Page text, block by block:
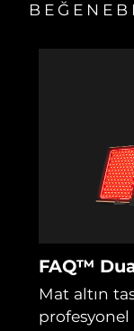
FAQ™
Mat altın
profesyonel